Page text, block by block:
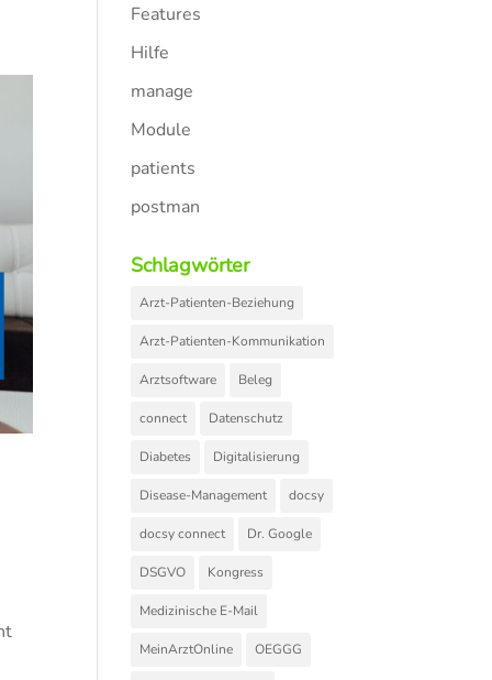
Features
Hilfe
manage
Module
patients
postman
Schlagwörter
Arzt-Patienten-Beziehung
Arzt-Patienten-Kommunikation
Arztsoftware Beleg
connect Datenschutz
Diabetes Digitalisierung
Disease-Management docsy
docsy connect Dr. Google
DSGVO Kongress
Medizinische E-Mail
MeinArztOnline OEGGG